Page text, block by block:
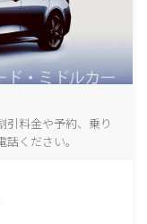
引料金や予約、乗り
ください。